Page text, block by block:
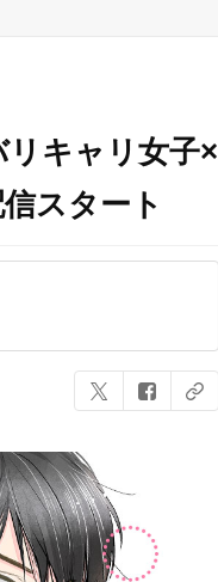
キャリ女子×
スタート